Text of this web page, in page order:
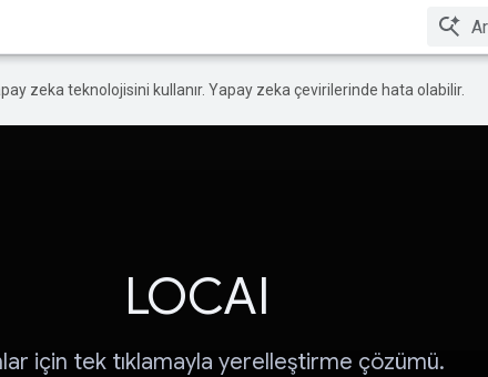
zeka teknolojisini kullanır. Yapay zeka çevirilerinde hata olabilir.
LOCAI
için tek tıklamayla yerelleştirme çözümü.